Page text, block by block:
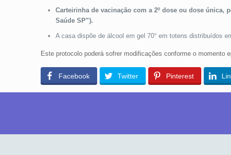
Carteirinha de vacinação com a 2º dose ou dose única,
Saúde SP”).
A casa dispõe de álcool em gel 70° em totens distribuídos
Este protocolo poderá sofrer modificações conforme o momento
Facebook Twitter Pinterest